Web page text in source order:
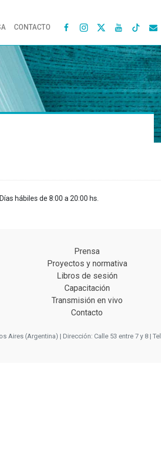
CONTACTO   
hábiles de 8:00 a 20:00 hs.
Prensa
Proyectos y normativa
Libros de sesión
Capacitación
Transmisión en vivo
Contacto
Aires (Argentina) | Dirección: Calle 53 entre 7 y 8 |